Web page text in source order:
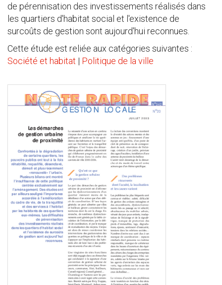
de pérennisation des investissements réalisés dans
les quartiers d'habitat social et l'existence de
surcoûts de gestion sont aujourd'hui reconnues.
Cette étude est reliée aux catégories suivantes :
Société et habitat | Politique de la ville